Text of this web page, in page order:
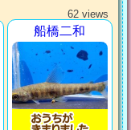
62 views
船橋二和